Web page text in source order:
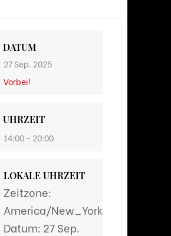
DATUM
27 Sep. 2025
Vorbei!
UHRZEIT
14:00 - 20:00
LOKALE UHRZEIT
Zeitzone:
America/New_York
Datum: 27 Sep.